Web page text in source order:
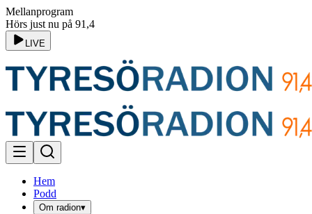
Mellanprogram
Hörs just nu på 91,4
LIVE
Hem
Podd
Om radion▾